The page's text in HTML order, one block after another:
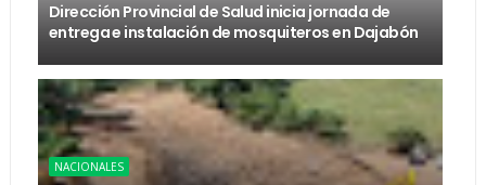
Dirección Provincial de Salud inicia jornada de
entrega e instalación de mosquiteros en Dajabón
NACIONALES